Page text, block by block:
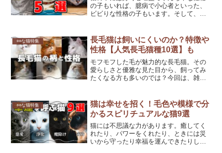
の子もいれば、臆病で小心者といった、
ビビりな性格の子もいます。そして、猫
性格の猫はどんな行動を見せ、どの毛色
の猫に多いのか、ご紹介し...
○○な猫特集
長毛猫は飼いにくいのか？特徴や
性格【人気長毛猫種10選】も
モフモフした毛が魅力的な長毛猫。その
愛らしさと優雅な見た目から、飼ってみ
たくなる方も多いのでは？今回は、雑種
す！長毛猫とはモフモフの毛に包まれ、
抜け毛も綿毛のようにフワ...
○○な猫特集
猫は幸せを招く！毛色や模様で分
かるスピリチュアルな猫9選
猫には不思議な力があります。癒してく
れたり、パワーをくれたり、ときには災
いから守ったり幸福を運んできたりして